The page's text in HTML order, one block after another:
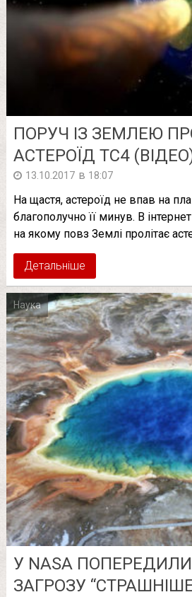
ПОРУЧ ІЗ ЗЕМЛЕЮ
АСТЕРОЇД ТС4
13.10.2017 в 18:07
На щастя, астероїд не впав на
благополучно її минув. В
на якому повз Землі пролітає
Детальніше
Наука
У NASA
ЗАГРОЗУ